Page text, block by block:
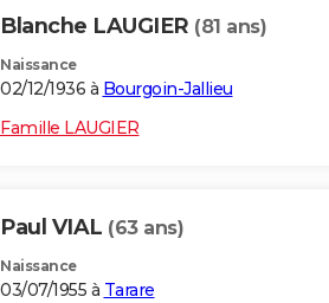
Blanche LAUGIER (81 ans)
Naissance
02/12/1936 à Bourgoin-Jallieu
Famille LAUGIER
Paul VIAL (63 ans)
Naissance
03/07/1955 à Tarare